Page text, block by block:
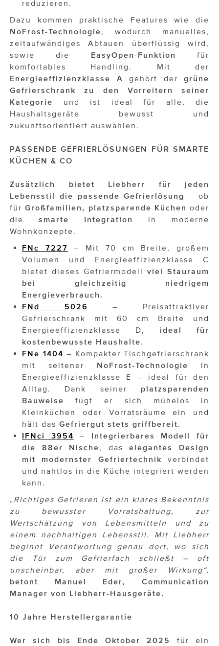
reduzieren.
Dazu kommen praktische Features wie die
NoFrost-Technologie, wodurch manuelles,
zeitaufwändiges Abtauen überflüssig wird,
sowie die EasyOpen-Funktion
für
komfortables Handling. Mit der
Energieeffizienzklasse A gehört der grüne
Gefrierschrank zu den Vorreitern seiner
Kategorie und ist ideal für alle, die
Haushaltsgeräte bewusst und
zukunftsorientiert auswählen.
PASSENDE GEFRIERLÖSUNGEN FÜR SMARTE
KÜCHEN & CO
Zusätzlich bietet Liebherr für jeden
Lebensstil die passende Gefrierlösung– ob
fürGroßfamilien, platzsparende Küchen oder
die smarte Integration
in moderne
Wohnkonzepte.
FNc 7227 – Mit 70 cm Breite, großem
Volumen und Energieeffizienzklasse C
bietet dieses Gefriermodell viel Stauraum
bei gleichzeitig niedrigem
Energieverbrauch.
FNd 5026
– Preisattraktiver
Gefrierschrank mit 60 cm Breite und
Energieeffizienzklasse D, ideal für
kostenbewusste Haushalte.
FNe 1404 – Kompakter Tischgefrierschrank
mit seltener NoFrost-Technologie
in
Energieeffizienzklasse E – ideal für den
Alltag. Dank seiner platzsparenden
Bauweise
fügt er sich mühelos in
Kleinküchen oder Vorratsräume ein und
hält das Gefriergut stets griffbereit.
IFNci 3954 – Integrierbares Modell für
die 88er Nische, daselegantes Design
mit modernster Gefriertechnik verbindet
und nahtlos in die Küche integriert werden
kann.
„ Richtiges Gefrieren ist ein klares Bekenntnis
zu bewusster Vorratshaltung, zur
Wertschätzung von Lebensmitteln und zu
einem nachhaltigen Lebensstil. Mit Liebherr
beginnt Verantwortung genau dort, wo sich
die Tür zum Gefrierfach schließt – oft
unscheinbar, aber mit großer Wirkung“,
betont Manuel Eder, Communication
Manager von Liebherr-Hausgeräte.
10 Jahre Herstellergarantie
Wer sich bis Ende Oktober 2025
für ein